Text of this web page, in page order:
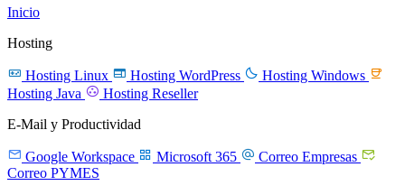
Inicio
Hosting
 Hosting Linux  Hosting WordPress  Hosting Windows 
Hosting Java  Hosting Reseller
E-Mail y Productividad
 Google Workspace  Microsoft 365  Correo Empresas 
Correo PYMES